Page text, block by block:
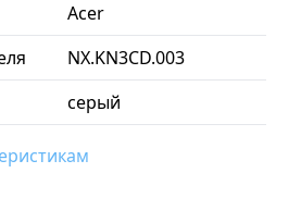
Acer
NX.KN3CD.003
серый